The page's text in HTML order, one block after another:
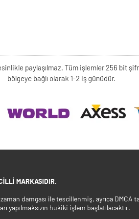
paylaşılmaz. Tüm işlemler 256 bit
bölgeye bağlı olarak 1-2 iş günüdür.
MARKASIDIR.
damgası ile tescillenmiş, ayrıca DMCA
yapılmaksızın hukiki işlem başlatılacaktır.